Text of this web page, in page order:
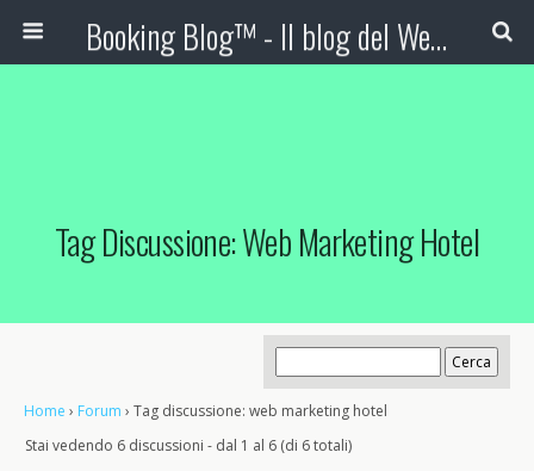
Booking Blog™ - Il blog del Web Marketing Turistico
Tag Discussione: Web Marketing Hotel
Home › Forum › Tag discussione: web marketing hotel
Stai vedendo 6 discussioni - dal 1 al 6 (di 6 totali)